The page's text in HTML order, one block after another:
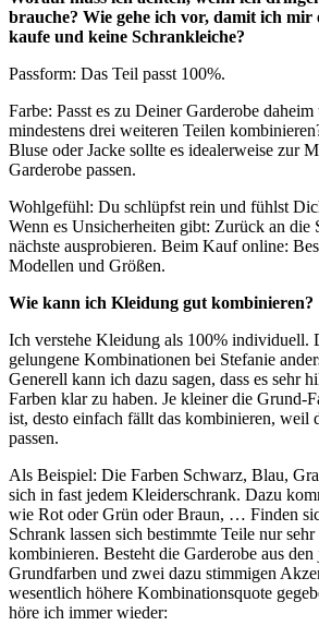
brauche? Wie gehe ich vor, damit ich mir
kaufe und keine Schrankleiche?
Passform: Das Teil passt 100%.
Farbe: Passt es zu Deiner Garderobe daheim
mindestens drei weiteren Teilen
Bluse oder Jacke sollte es idealerweise zur
Garderobe passen.
Wohlgefühl: Du schlüpfst rein und fühlst
Wenn es Unsicherheiten gibt: Zurück an die
nächste ausprobieren. Beim Kauf online:
Modellen und Größen.
Wie kann ich Kleidung gut kombinieren?
Ich verstehe Kleidung als 100% individuell.
gelungene Kombinationen bei Stefanie
Generell kann ich dazu sagen, dass es sehr
Farben klar zu haben. Je kleiner die Grund-
ist, desto einfach fällt das kombinieren, weil
passen.
Als Beispiel: Die Farben Schwarz, Blau,
sich in fast jedem Kleiderschrank. Dazu
wie Rot oder Grün oder Braun, … Finden
Schrank lassen sich bestimmte Teile nur
kombinieren. Besteht die Garderobe aus
Grundfarben und zwei dazu stimmigen
wesentlich höhere Kombinationsquote
höre ich immer wieder: